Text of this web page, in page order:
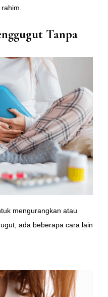
Tanpa
mengurangkan atau
ada beberapa cara lain